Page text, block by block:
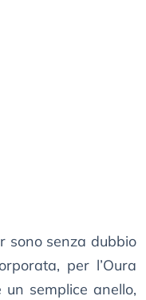
sono senza dubbio
per l’Oura
semplice anello,